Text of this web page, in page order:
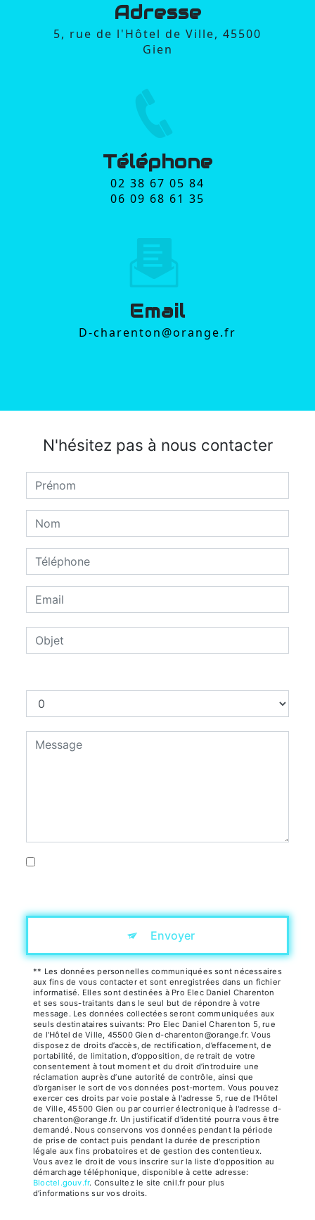
Adresse
5, rue de l'Hôtel de Ville, 45500
Gien
Téléphone
02 38 67 05 84
06 09 68 61 35
Email
d-charenton@orange.fr
N'hésitez pas à nous contacter
Envoyer
** Les données personnelles communiquées sont nécessaires
aux fins de vous contacter et sont enregistrées dans un fichier
informatisé. Elles sont destinées à Pro Elec Daniel Charenton
et ses sous-traitants dans le seul but de répondre à votre
message. Les données collectées seront communiquées aux
seuls destinataires suivants: Pro Elec Daniel Charenton 5, rue
de l'Hôtel de Ville, 45500 Gien d-charenton@orange.fr. Vous
disposez de droits d’accès, de rectification, d’effacement, de
portabilité, de limitation, d’opposition, de retrait de votre
consentement à tout moment et du droit d’introduire une
réclamation auprès d’une autorité de contrôle, ainsi que
d’organiser le sort de vos données post-mortem. Vous pouvez
exercer ces droits par voie postale à l'adresse 5, rue de l'Hôtel
de Ville, 45500 Gien ou par courrier électronique à l'adresse d-
charenton@orange.fr. Un justificatif d'identité pourra vous être
demandé. Nous conservons vos données pendant la période
de prise de contact puis pendant la durée de prescription
légale aux fins probatoires et de gestion des contentieux.
Vous avez le droit de vous inscrire sur la liste d'opposition au
démarchage téléphonique, disponible à cette adresse:
Bloctel.gouv.fr. Consultez le site cnil.fr pour plus
d’informations sur vos droits.